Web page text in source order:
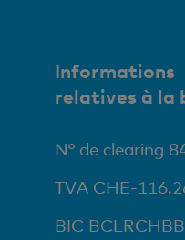
Informations
relatives à la
N° de clearing
TVA CHE-
BIC BCLRCHBB